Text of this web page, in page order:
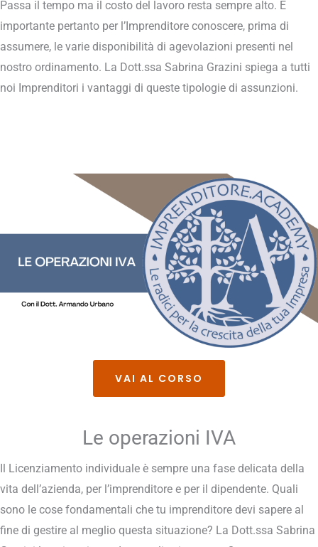
Passa il tempo ma il costo del lavoro resta sempre alto. È
importante pertanto per l’Imprenditore conoscere, prima di
assumere, le varie disponibilità di agevolazioni presenti nel
nostro ordinamento. La Dott.ssa Sabrina Grazini spiega a tutti
noi Imprenditori i vantaggi di queste tipologie di assunzioni.
VAI AL CORSO
Le operazioni IVA
Il Licenziamento individuale è sempre una fase delicata della
vita dell’azienda, per l’imprenditore e per il dipendente. Quali
sono le cose fondamentali che tu imprenditore devi sapere al
fine di gestire al meglio questa situazione? La Dott.ssa Sabrina